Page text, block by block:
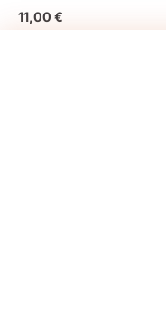
Pour offrir les meilleures
telles que les cookies pour
traiter des données telles
11,00 €
Conditions